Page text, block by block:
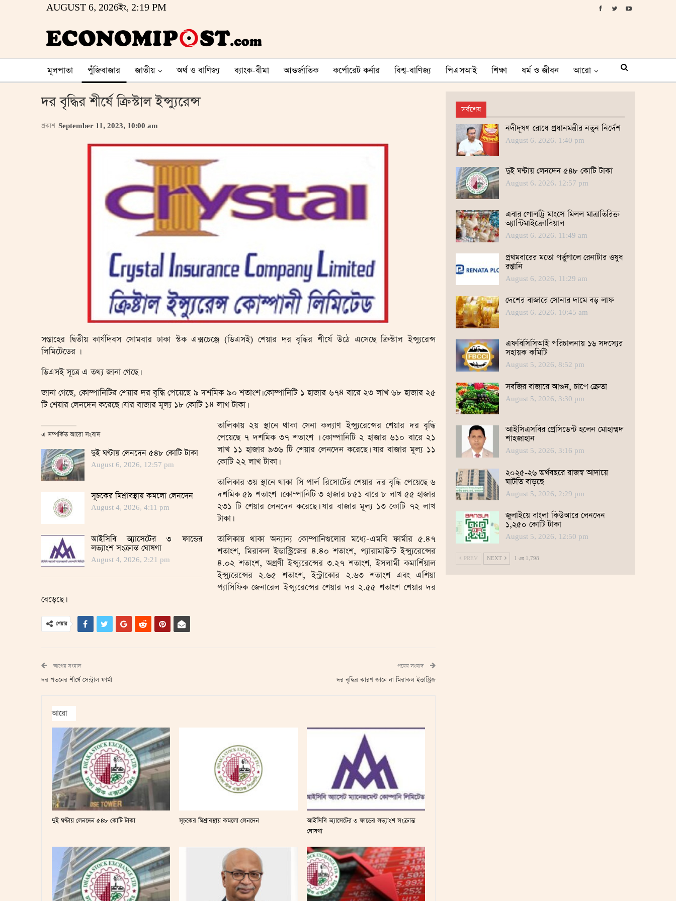
AUGUST 6, 2026ইং, 2:19 PM
মূলপাতা পুঁজিবাজার জাতীয় অর্থ ও বাণিজ্য ব্যাংক-বীমা আন্তর্জাতিক কর্পোরেট কর্নার বিশ্ব-বাণিজ্য পিএসআই শিক্ষা ধর্ম ও জীবন আরো
দর বৃদ্ধির শীর্ষে ক্রিস্টাল ইন্স্যুরেন্স
প্রকাশ September 11, 2023, 10:00 am
সপ্তাহের দ্বিতীয় কার্যদিবস সোমবার ঢাকা স্টক এক্সচেঞ্জে (ডিএসই) শেয়ার দর বৃদ্ধির শীর্ষে উঠে এসেছে ক্রিস্টাল ইন্স্যুরেন্স
লিমিটেডের ।
ডিএসই সূত্রে এ তথ্য জানা গেছে।
জানা গেছে, কোম্পানিটির শেয়ার দর বৃদ্ধি পেয়েছে ৯ দশমিক ৯০ শতাংশ। কোম্পানিটি ১ হাজার ৬৭৪ বারে ২৩ লাখ ৬৮ হাজার ২৫
টি শেয়ার লেনদেন করেছে। যার বাজার মূল্য ১৮ কোটি ১৪ লাখ টাকা।
এ সম্পর্কিত আরো সংবাদ
দুই ঘণ্টায় লেনদেন ৫৪৮ কোটি টাকা
August 6, 2026, 12:57 pm
সূচকের মিশ্রাবস্থায় কমলো লেনদেন
August 4, 2026, 4:11 pm
আইসিবি অ্যাসেটের ৩ ফান্ডের
লভ্যাংশ সংক্রান্ত ঘোষণা
August 4, 2026, 2:21 pm
তালিকায় ২য় স্থানে থাকা সেনা কল্যাণ ইন্স্যুরেন্সের শেয়ার দর বৃদ্ধি
পেয়েছে ৭ দশমিক ৩৭ শতাংশ । কোম্পানিটি ২ হাজার ৬১০ বারে ২১
লাখ ১১ হাজার ৯৩৬ টি শেয়ার লেনদেন করেছে। যার বাজার মূল্য ১১
কোটি ২২ লাখ টাকা।
তালিকার ৩য় স্থানে থাকা সি পার্ল রিসোর্টের শেয়ার দর বৃদ্ধি পেয়েছে ৬
দশমিক ৫৯ শতাংশ । কোম্পানিটি ৩ হাজার ৮৫১ বারে ৮ লাখ ৫৫ হাজার
২৩১ টি শেয়ার লেনদেন করেছে। যার বাজার মূল্য ১৩ কোটি ৭২ লাখ
টাকা।
তালিকায় থাকা অন্যান্য কোম্পানিগুলোর মধ্যে-এমবি ফার্মার ৫.৪৭
শতাংশ, মিরাকল ইন্ডাস্ট্রিজের ৪.৪০ শতাংশ, প্যারামাউন্ট ইন্স্যুরেন্সের
৪.০২ শতাংশ, অগ্রণী ইন্স্যুরেন্সের ৩.২৭ শতাংশ, ইসলামী কমার্শিয়াল
ইন্স্যুরেন্সের ২.৬৫ শতাংশ, ইন্ট্রাকোর ২.৬৩ শতাংশ এবং এশিয়া
প্যাসিফিক জেনারেল ইন্স্যুরেন্সের শেয়ার দর ২.৫৫ শতাংশ শেয়ার দর
বেড়েছে।
শেয়ার
আগের সংবাদ
দর পতনের শীর্ষে সেন্ট্রাল ফার্মা
পরের সংবাদ
দর বৃদ্ধির কারণ জানে না মিরাকল ইন্ডাস্ট্রিজ
আরো
দুই ঘণ্টায় লেনদেন ৫৪৮ কোটি টাকা সূচকের মিশ্রাবস্থায় কমলো লেনদেন
আইসিবি অ্যাসেটের ৩ ফান্ডের লভ্যাংশ সংক্রান্ত
ঘোষণা
সর্বশেষ
নদীদূষণ রোধে প্রধানমন্ত্রীর নতুন নির্দেশ
August 6, 2026, 1:40 pm
দুই ঘণ্টায় লেনদেন ৫৪৮ কোটি টাকা
August 6, 2026, 12:57 pm
এবার পোলট্রি মাংসে মিলল মাত্রাতিরিক্ত
অ্যান্টিমাইক্রোবিয়াল
August 6, 2026, 11:49 am
প্রথমবারের মতো পর্তুগালে রেনাটার ওষুধ
রপ্তানি
August 6, 2026, 11:29 am
দেশের বাজারে সোনার দামে বড় লাফ
August 6, 2026, 10:45 am
এফবিসিসিআই পরিচালনায় ১৬ সদস্যের
সহায়ক কমিটি
August 5, 2026, 8:52 pm
সবজির বাজারে আগুন, চাপে ক্রেতা
August 5, 2026, 3:30 pm
আইসিএসবির প্রেসিডেন্ট হলেন মোহাম্মদ
শাহজাহান
August 5, 2026, 3:16 pm
২০২৫-২৬ অর্থবছরে রাজস্ব আদায়ে
ঘাটতি বাড়ছে
August 5, 2026, 2:29 pm
জুলাইয়ে বাংলা কিউআরে লেনদেন
১,২৫০ কোটি টাকা
August 5, 2026, 12:50 pm
PREV NEXT 1 এর 1,798